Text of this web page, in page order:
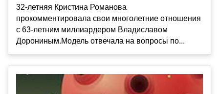
32-летняя Кристина Романова
прокомментировала свои многолетние отношения
с 63-летним миллиардером Владиславом
Дорониным.Модель отвечала на вопросы по...